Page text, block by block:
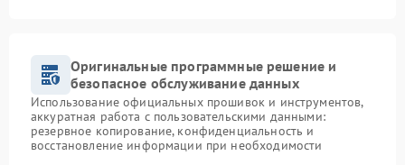
Оригинальные программные решение и
безопасное обслуживание данных
Использование официальных прошивок и инструментов,
аккуратная работа с пользовательскими данными:
резервное копирование, конфиденциальность и
восстановление информации при необходимости